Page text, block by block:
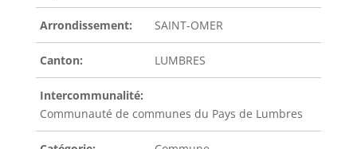
Arrondissement: SAINT-OMER
Canton: LUMBRES
Intercommunalité:
Communauté de communes du Pays de Lumbres